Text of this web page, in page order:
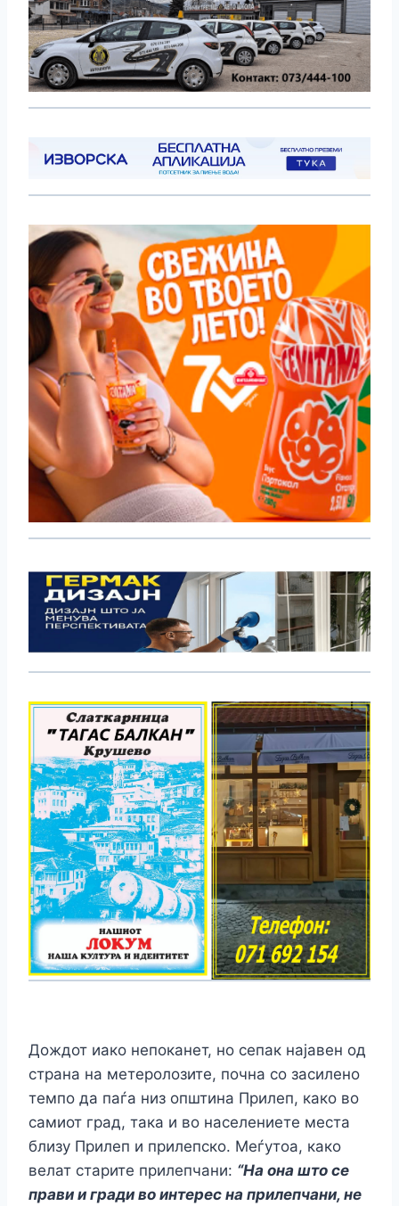
Дождот иако непоканет, но сепак најавен од
страна на метеролозите, почна со засилено
темпо да паѓа низ општина Прилеп, како во
самиот град, така и во населениете места
близу Прилеп и прилепско. Меѓутоа, како
велат старите прилепчани: “На она што се
прави и гради во интерес на прилепчани, не